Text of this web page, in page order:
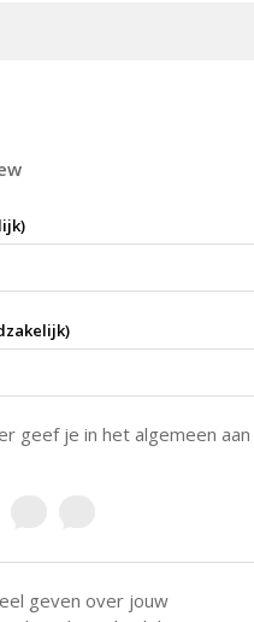
geef je in het algemeen
geven over jouw